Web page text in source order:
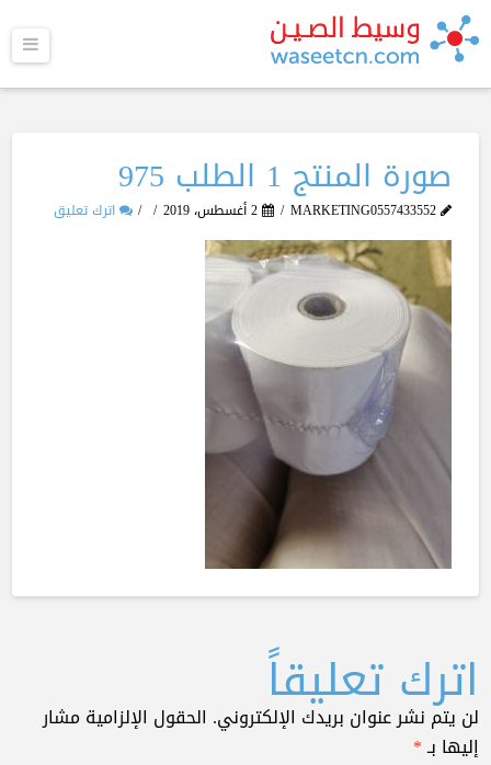
صورة المنتج 1 الطلب 975
MARKETING0557433552 2 أغسطس، 2019 اترك تعليق
اترك تعليقاً
لن يتم نشر عنوان بريدك الإلكتروني. الحقول الإلزامية مشار
إليها بـ*